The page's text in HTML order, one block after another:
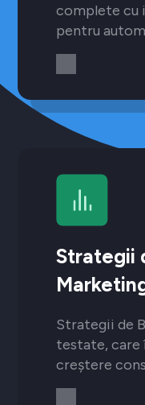
complete cu
pentru
Strategii
Strategii de
testate, care
creștere